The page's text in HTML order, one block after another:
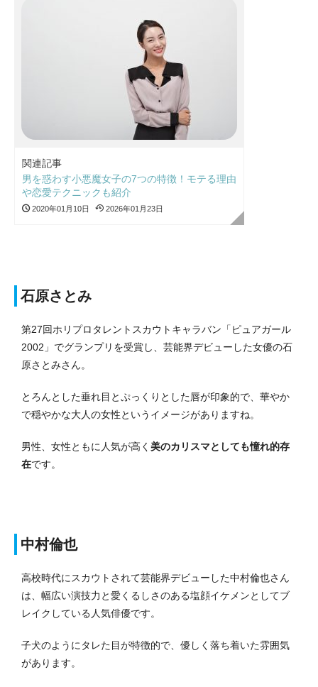
関連記事
男を惑わす小悪魔女子の7つの特徴！モテる理由
や恋愛テクニックも紹介
2020年01月10日 2026年01月23日
石原さとみ
第27回ホリプロタレントスカウトキャラバン「ピュアガール
2002」でグランプリを受賞し、芸能界デビューした女優の石
原さとみさん。
とろんとした垂れ目とぷっくりとした唇が印象的で、華やか
で穏やかな大人の女性というイメージがありますね。
男性、女性ともに人気が高く 美のカリスマとしても憧れ的存
在です。
中村倫也
高校時代にスカウトされて芸能界デビューした中村倫也さん
は、幅広い演技力と愛くるしさのある塩顔イケメンとしてブ
レイクしている人気俳優です。
子犬のようにタレた目が特徴的で、優しく落ち着いた雰囲気
があります。